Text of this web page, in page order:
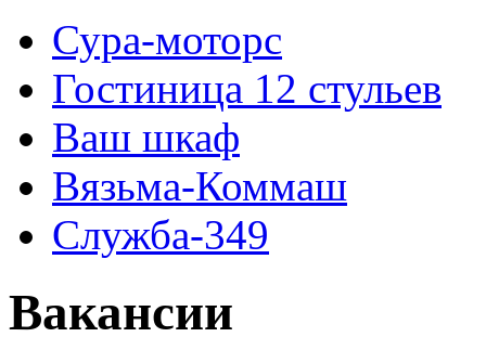
Сура-моторс
Гостиница 12 стульев
Ваш шкаф
Вязьма-Коммаш
Служба-349
Вакансии